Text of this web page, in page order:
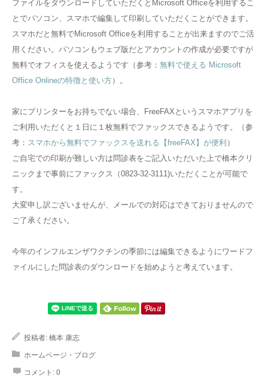
ファイルをダウンロードしていただくとMicrosoft Officeを利用するこ
とでパソコン、スマホで編集して印刷していただくことができます。
スマホだと無料でMicrosoft Officeを利用することが出来ますのでご活
用ください。パソコンもウェブ版だとアカウントの作成が必要ですが
無料でオフィスを使えるようです（参考： 無料で使える Microsoft
Office Onlineの特徴と使い方）。
家にプリンターをお持ちでない場合、FreeFAXというスマホアプリを
ご利用いただくと１日に１枚無料でファックスできるようです。（参
考： スマホから無料でファックスを送れる【freeFAX】が便利 ）
ご自宅での印刷が難しい方は問診表をご記入いただいた上で橋本クリ
ニックまで事前にファックス（0823-32-3111)いただくことが可能で
す。
大変申し訳ございませんが、メールでの対応はできておりませんので
ご了承ください。
今年のインフルエンザワクチンの季節には編集できるようにワードフ
ァイルにした問診表のダウンロードを始めようと考えています。
投稿者: 橋本 康志
ホームページ・ブログ
コメント: 0